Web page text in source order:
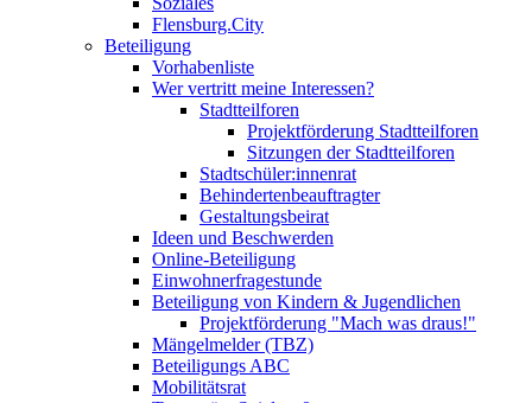
Flensburg.City
Beteiligung
Vorhabenliste
Wer vertritt meine Interessen?
Stadtteilforen
Projektförderung Stadtteilforen
Sitzungen der Stadtteilforen
Stadtschüler:innenrat
Behindertenbeauftragter
Gestaltungsbeirat
Ideen und Beschwerden
Online-Beteiligung
Einwohnerfragestunde
Beteiligung von Kindern & Jugendlichen
Projektförderung "Mach was draus!"
Mängelmelder (TBZ)
Beteiligungs ABC
Mobilitätsrat